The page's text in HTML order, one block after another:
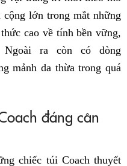
lớn trong mắt những
cao về tính bền vững,
ra còn có dòng
mảnh da thừa trong quá
đáng cân
chiếc túi Coach thuyết